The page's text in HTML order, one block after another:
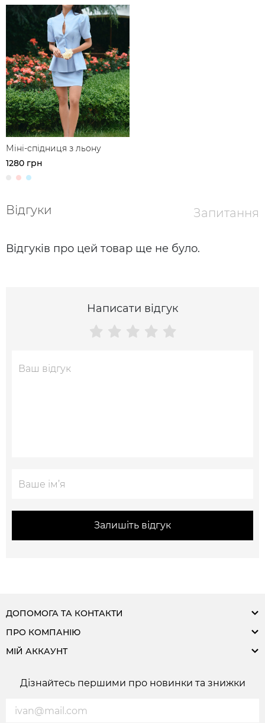
Міні-спідниця з льону
1280 грн
Відгуки Запитання
Відгуків про цей товар ще не було.
Написати відгук
Залишіть відгук
ДОПОМОГА ТА КОНТАКТИ
ПРО КОМПАНІЮ
МІЙ АККАУНТ
Дізнайтесь першими про новинки та знижки